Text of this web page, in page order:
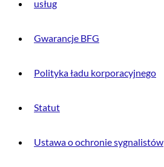
usług
Gwarancje BFG
Polityka ładu korporacyjnego
Statut
Ustawa o ochronie sygnalistów